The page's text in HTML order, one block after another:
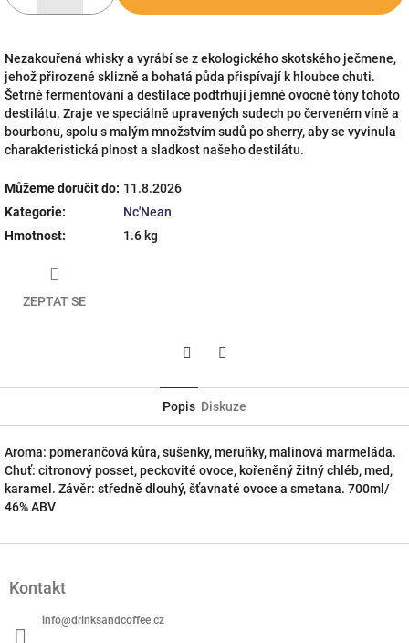
Nezakouřená whisky a vyrábí se z ekologického skotského ječmene,
jehož přirozené sklizně a bohatá půda přispívají k hloubce chuti.
Šetrné fermentování a destilace podtrhují jemné ovocné tóny tohoto
destilátu. Zraje ve speciálně upravených sudech po červeném víně a
bourbonu, spolu s malým množstvím sudů po sherry, aby se vyvinula
charakteristická plnost a sladkost našeho destilátu.
Můžeme doručit do: 11.8.2026
Kategorie:
Nc'Nean
Hmotnost: 1.6 kg
ZEPTAT SE
Popis Diskuze
Aroma: pomerančová kůra, sušenky, meruňky, malinová marmeláda.
Chuť: citronový posset, peckovité ovoce, kořeněný žitný chléb, med,
karamel. Závěr: středně dlouhý, šťavnaté ovoce a smetana. 700ml/
46% ABV
Kontakt
info@drinksandcoffee.cz